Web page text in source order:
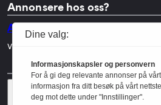
Annonsere hos oss?
Annonser
Vil du annonsere i Arkitektur? Les mer her.
Sider
Dine valg:
Informasjonskapsler og personvern
For å gi deg relevante annonser på
informasjon fra ditt besøk på vårt
deg mot dette under "Innstillinger".